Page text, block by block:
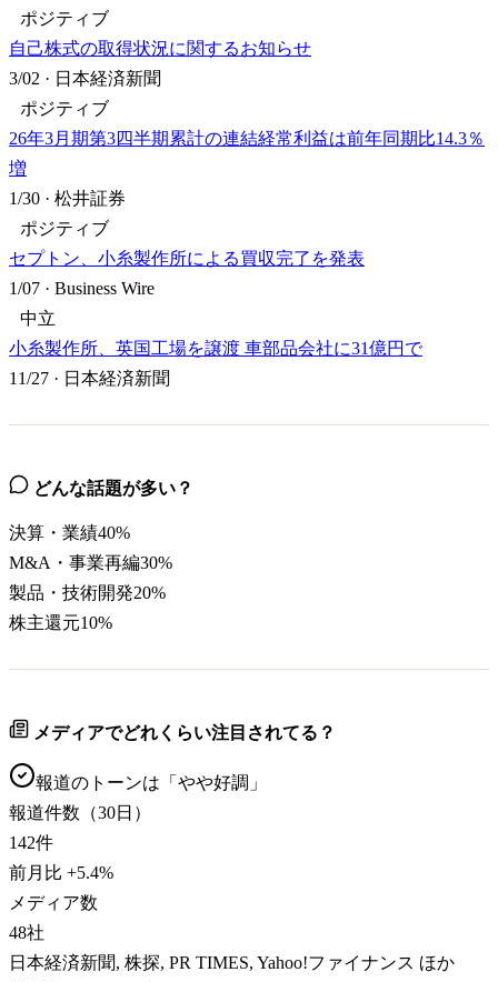
ポジティブ
自己株式の取得状況に関するお知らせ
3/02 · 日本経済新聞
ポジティブ
26年3月期第3四半期累計の連結経常利益は前年同期比14.3％
増
1/30 · 松井証券
ポジティブ
セプトン、小糸製作所による買収完了を発表
1/07 · Business Wire
中立
小糸製作所、英国工場を譲渡 車部品会社に31億円で
11/27 · 日本経済新聞
どんな話題が多い？
決算・業績40%
M&A・事業再編30%
製品・技術開発20%
株主還元10%
メディアでどれくらい注目されてる？
報道のトーンは「 やや好調 」
報道件数（30日）
142件
前月比 +5.4%
メディア数
48社
日本経済新聞, 株探, PR TIMES, Yahoo!ファイナンス ほか